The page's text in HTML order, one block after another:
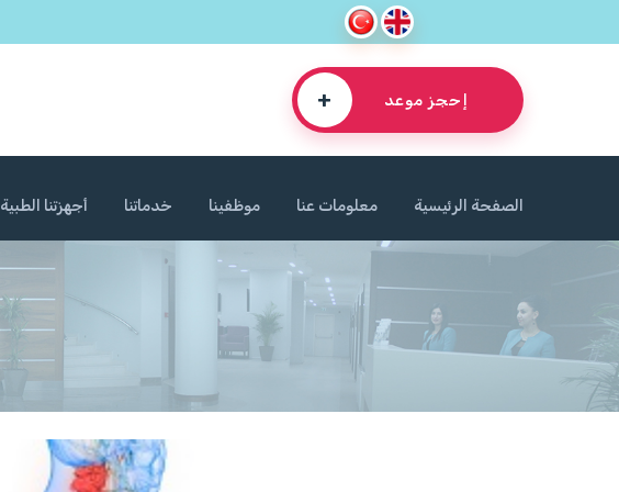
+ إحجز موعد
أجهزتنا الطبية خدماتنا موظفينا معلومات عنا الصفحة الرئيسية